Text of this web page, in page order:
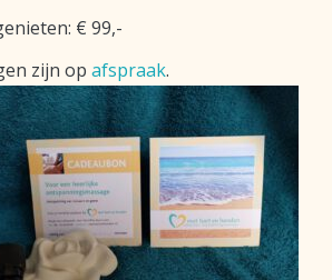
€ 99,-
zijn op afspraak.